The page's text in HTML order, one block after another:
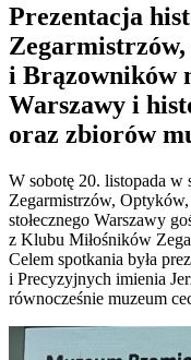
Prezentacja
i Brązowników
Warszawy i
oraz zbiorów
W sobotę 20. listopada w
Zegarmistrzów,
stołecznego Warszawy
z Klubu Miłośników
Celem spotkania była
i Precyzyjnych imienia
równocześnie muzeum